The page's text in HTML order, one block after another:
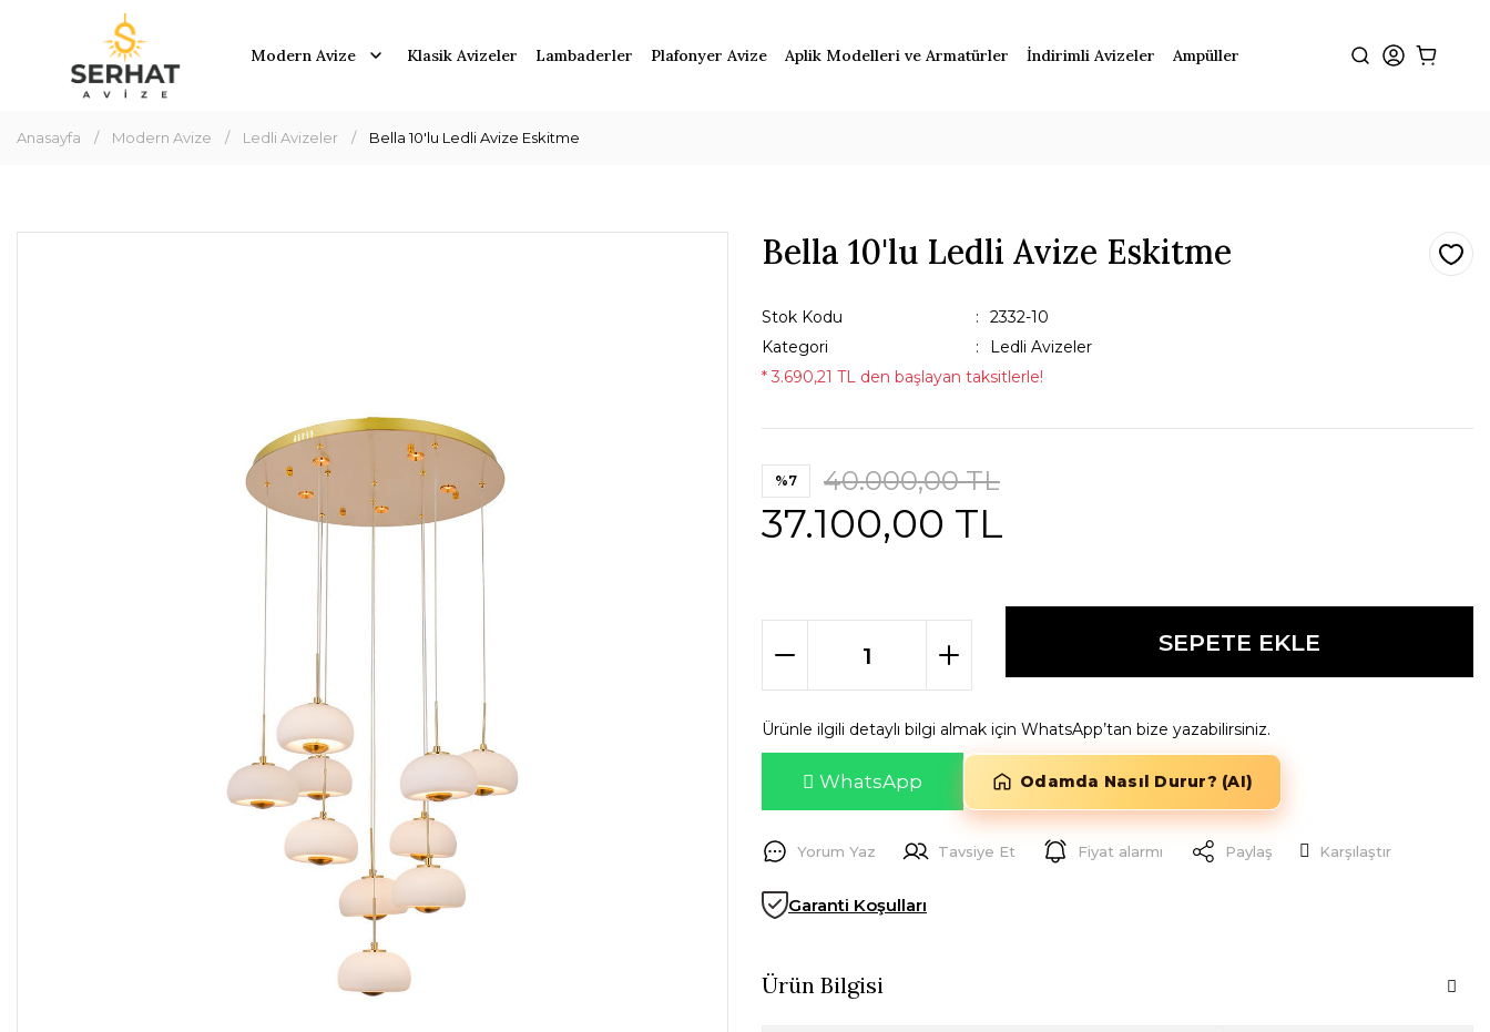
Modern Avize Klasik Avizeler Lambaderler Plafonyer Avize Aplik Modelleri ve Armatürler İndirimli Avizeler Ampüller
Anasayfa Modern Avize Ledli Avizeler Bella 10'lu Ledli Avize Eskitme
Bella 10'lu Ledli Avize Eskitme
Stok Kodu
2332-10
Kategori
Ledli Avizeler
* 3.690,21 TL den başlayan taksitlerle!
%7 40.000,00 TL
37.100,00 TL
SEPETE EKLE
Ürünle ilgili detaylı bilgi almak için WhatsApp’tan bize yazabilirsiniz.
WhatsApp Odamda Nasıl Durur? (AI)
Yorum Yaz Tavsiye Et Fiyat alarmı Paylaş Karşılaştır
Garanti Koşulları
Ürün Bilgisi